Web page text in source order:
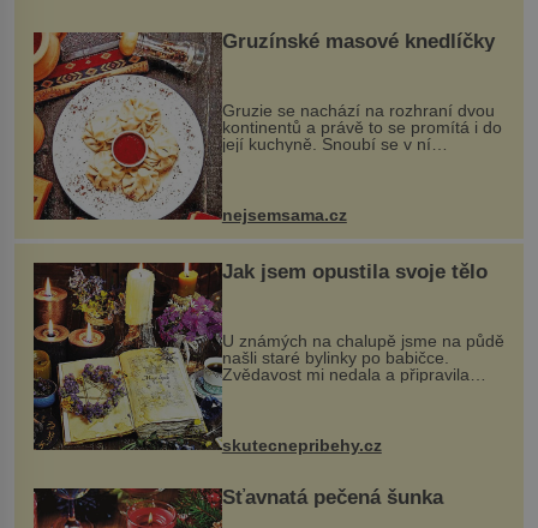
Gruzínské masové knedlíčky
Gruzie se nachází na rozhraní dvou
kontinentů a právě to se promítá i do
její kuchyně. Snoubí se v ní
evropské a asijské chutě a díky tomu
vznikají rozmanité a chuťově bohaté
pokrmy, které rozhodně st...
nejsemsama.cz
Jak jsem opustila svoje tělo
U známých na chalupě jsme na půdě
našli staré bylinky po babičce.
Zvědavost mi nedala a připravila
jsem si z nich lektvar… Zimní pobyt
na chalupě se pro mě vlastní vinou
změnil v děsivý zážitek, na kt...
skutecnepribehy.cz
Šťavnatá pečená šunka